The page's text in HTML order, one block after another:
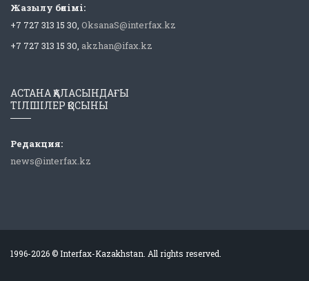
Жазылу бөлімі:
+7 727 313 15 30, OksanaS@interfax.kz
+7 727 313 15 30, akzhan@ifax.kz
АСТАНА ҚАЛАСЫНДАҒЫ
ТІЛШІЛЕР ҚОСЫНЫ
Редакция:
news@interfax.kz
1996-2026 © Interfax-Kazakhstan. All rights reserved.